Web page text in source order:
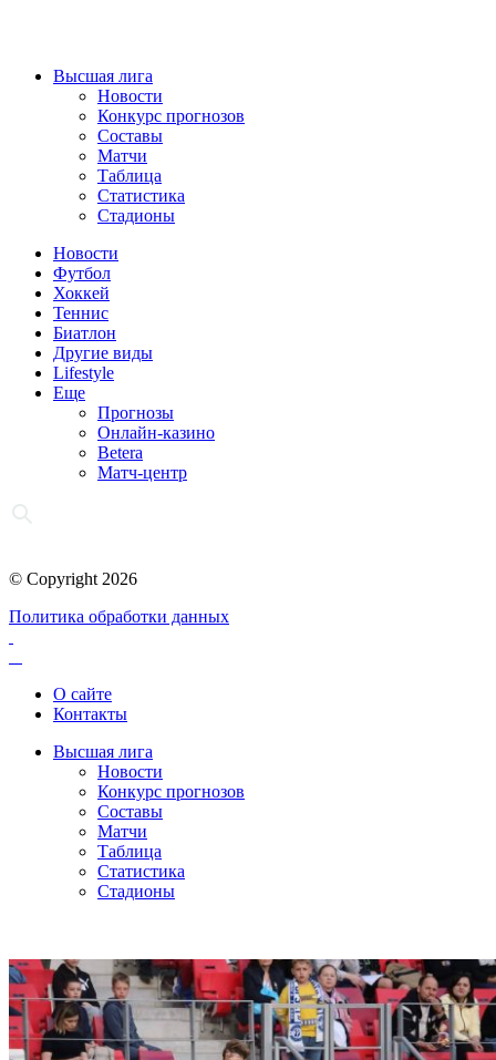
Высшая лига
Новости
Конкурс прогнозов
Составы
Матчи
Таблица
Статистика
Стадионы
Новости
Футбол
Хоккей
Теннис
Биатлон
Другие виды
Lifestyle
Еще
Прогнозы
Онлайн-казино
Betera
Матч-центр
© Copyright 2026
Политика обработки данных
О сайте
Контакты
Высшая лига
Новости
Конкурс прогнозов
Составы
Матчи
Таблица
Статистика
Стадионы